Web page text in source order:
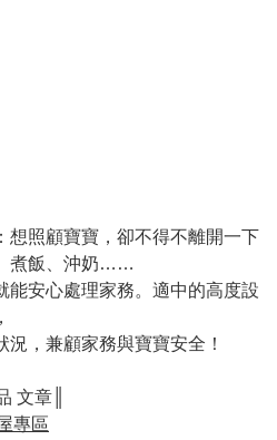
想照顧寶寶，卻不得不離開一下
煮飯、沖奶……
能安心處理家務。適中的高度設
，兼顧家務與寶寶安全！
文章║
專區